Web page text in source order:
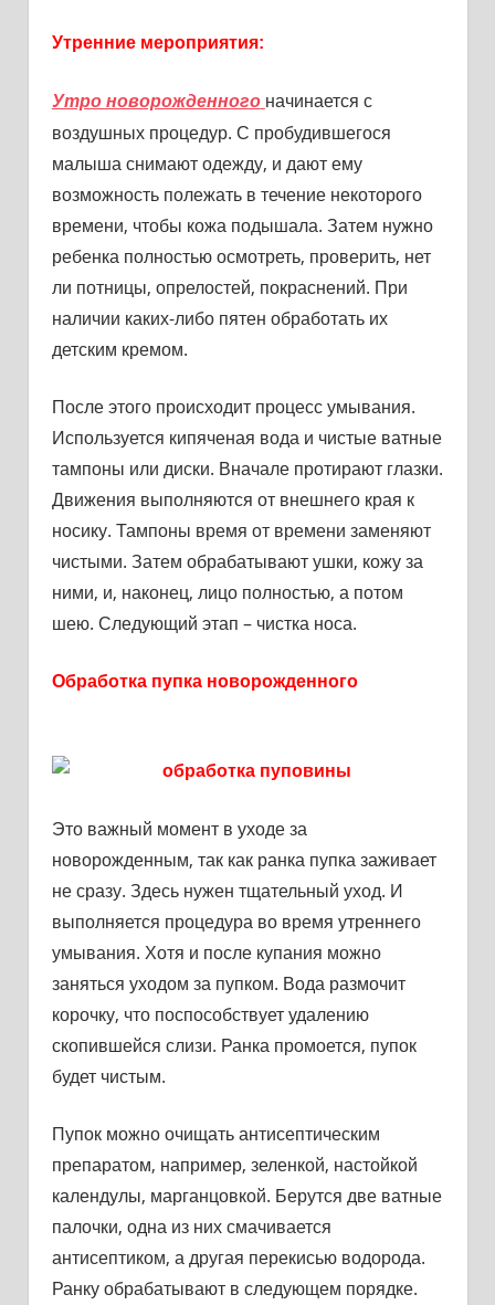
Утренние мероприятия:
Утро новорожденного начинается с
воздушных процедур. С пробудившегося
малыша снимают одежду, и дают ему
возможность полежать в течение некоторого
времени, чтобы кожа подышала. Затем нужно
ребенка полностью осмотреть, проверить, нет
ли потницы, опрелостей, покраснений. При
наличии каких-либо пятен обработать их
детским кремом.
После этого происходит процесс умывания.
Используется кипяченая вода и чистые ватные
тампоны или диски. Вначале протирают глазки.
Движения выполняются от внешнего края к
носику. Тампоны время от времени заменяют
чистыми. Затем обрабатывают ушки, кожу за
ними, и, наконец, лицо полностью, а потом
шею. Следующий этап – чистка носа.
Обработка пупка новорожденного
Это важный момент в уходе за
новорожденным, так как ранка пупка заживает
не сразу. Здесь нужен тщательный уход. И
выполняется процедура во время утреннего
умывания. Хотя и после купания можно
заняться уходом за пупком. Вода размочит
корочку, что поспособствует удалению
скопившейся слизи. Ранка промоется, пупок
будет чистым.
Пупок можно очищать антисептическим
препаратом, например, зеленкой, настойкой
календулы, марганцовкой. Берутся две ватные
палочки, одна из них смачивается
антисептиком, а другая перекисью водорода.
Ранку обрабатывают в следующем порядке.